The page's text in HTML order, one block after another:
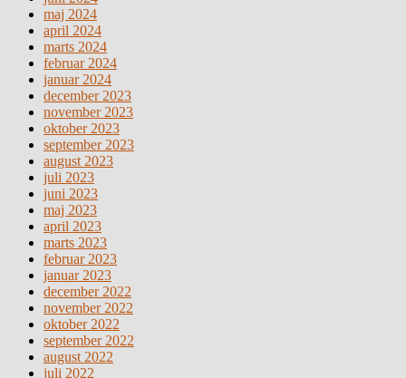
maj 2024
april 2024
marts 2024
februar 2024
januar 2024
december 2023
november 2023
oktober 2023
september 2023
august 2023
juli 2023
juni 2023
maj 2023
april 2023
marts 2023
februar 2023
januar 2023
december 2022
november 2022
oktober 2022
september 2022
august 2022
juli 2022